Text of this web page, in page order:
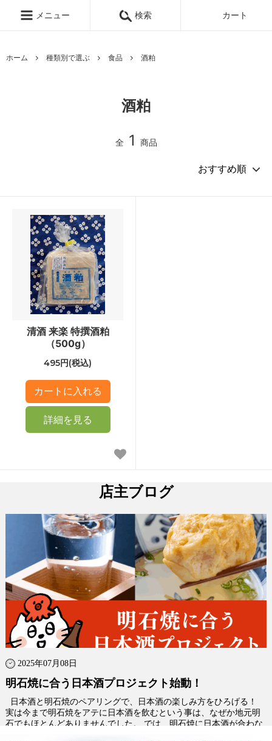
メニュー 検索 カート
ホーム 種類別で選ぶ 食品 酒粕
酒粕
全 1 商品
清酒 来楽 特撰酒粕
（500g）
495円(税込)
詳細を見る